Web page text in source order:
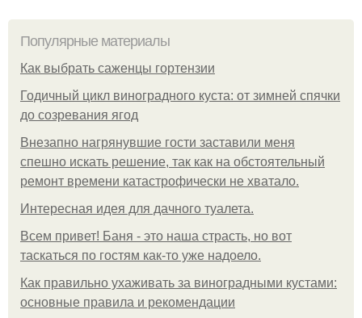
Популярные материалы
Как выбрать саженцы гортензии
Годичный цикл виноградного куста: от зимней спячки
до созревания ягод
Внезапно нагрянувшие гости заставили меня
спешно искать решение, так как на обстоятельный
ремонт времени катастрофически не хватало.
Интересная идея для дачного туалета.
Всем привет! Баня - это наша страсть, но вот
таскаться по гостям как-то уже надоело.
Как правильно ухаживать за виноградными кустами:
основные правила и рекомендации